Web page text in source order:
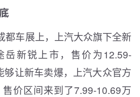
都车展上，上汽大众旗下全新
新锐上市，售价为12.59-
够让新车卖爆，上汽大众官方
价区间来到了7.99-10.69万